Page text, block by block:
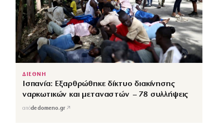
ΔΙΕΘΝΗ
Ισπανία: Εξαρθρώθηκε δίκτυο διακίνησης
ναρκωτικών και μεταναστών – 78 συλλήψεις
απόdedomeno.gr ↗